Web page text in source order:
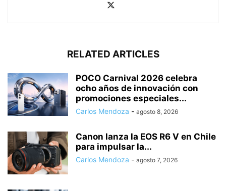
RELATED ARTICLES
POCO Carnival 2026 celebra
ocho años de innovación con
promociones especiales...
Carlos Mendoza - agosto 8, 2026
Canon lanza la EOS R6 V en Chile
para impulsar la...
Carlos Mendoza - agosto 7, 2026